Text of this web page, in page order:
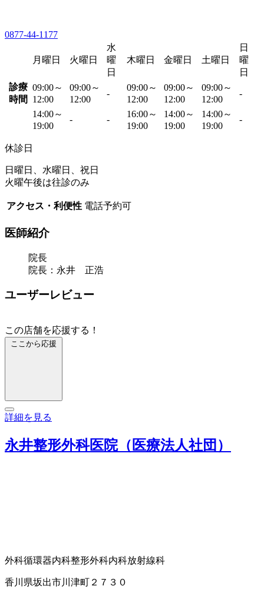
0877-44-1177
月曜日 火曜日
水
曜
日
木曜日 金曜日 土曜日
日
曜
日
診療
時間
09:00～
12:00
09:00～
12:00
-
09:00～
12:00
09:00～
12:00
09:00～
12:00
-
14:00～
19:00
- -
16:00～
19:00
14:00～
19:00
14:00～
19:00
-
休診日
日曜日、水曜日、祝日
火曜午後は往診のみ
アクセス・利便性 電話予約可
医師紹介
院長
院長：永井 正浩
ユーザーレビュー
この店舗を応援する！
ここから応援
詳細を見る
永井整形外科医院（医療法人社団）
外科循環器内科整形外科内科放射線科
香川県坂出市川津町２７３０